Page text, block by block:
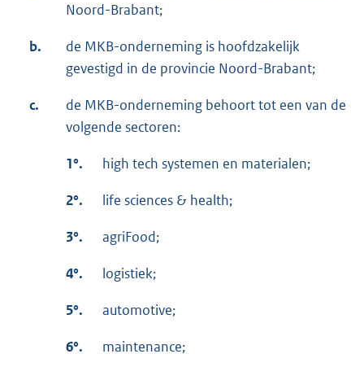
Noord-Brabant;
b.
de MKB-onderneming is hoofdzakelijk
gevestigd in de provincie Noord-Brabant;
c.
de MKB-onderneming behoort tot een van de
volgende sectoren:
1°. high tech systemen en materialen;
2°. life sciences & health;
3°. agriFood;
4°. logistiek;
5°. automotive;
6°. maintenance;